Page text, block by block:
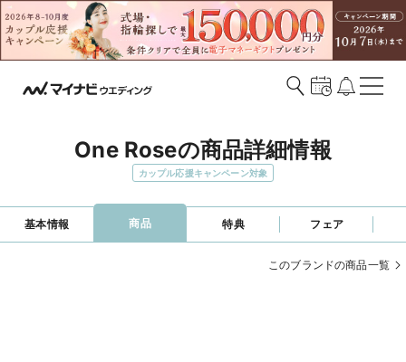
One Roseの商品詳細情報
カップル応援キャンペーン対象
基本情報 商品 特典 フェア
このブランドの商品一覧